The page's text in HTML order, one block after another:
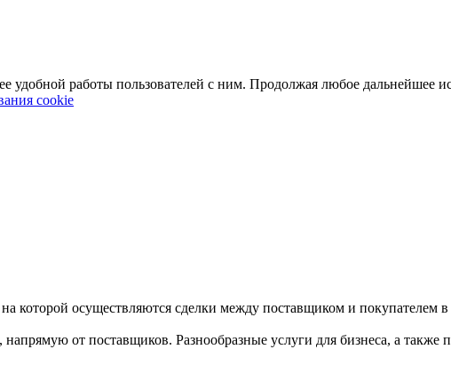
удобной работы пользователей с ним. Продолжая любое дальнейшее
cookie
которой осуществляются сделки между поставщиком и покупателем
от поставщиков. Разнообразные услуги для бизнеса, а также